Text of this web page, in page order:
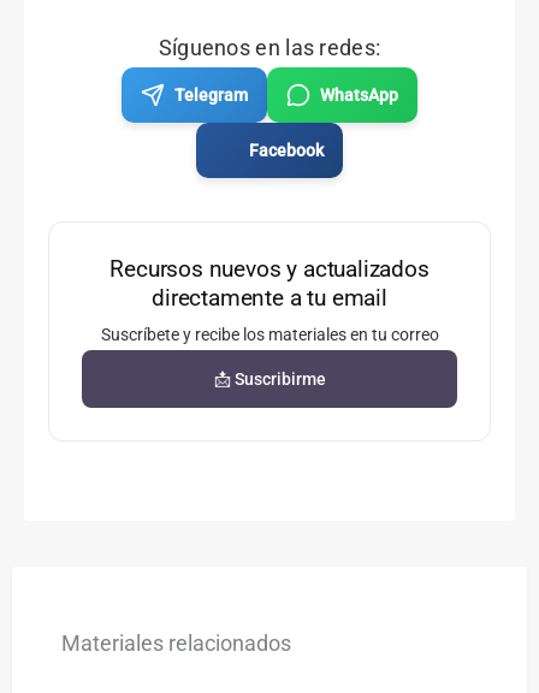
Síguenos en las redes:
Telegram WhatsApp
Facebook
Recursos nuevos y actualizados
directamente a tu email
Suscríbete y recibe los materiales en tu correo
📩 Suscribirme
Materiales relacionados